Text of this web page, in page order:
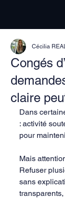
Congés
claire
Cécilia
Dans
: activité
pour
Mais
Refuser
sans